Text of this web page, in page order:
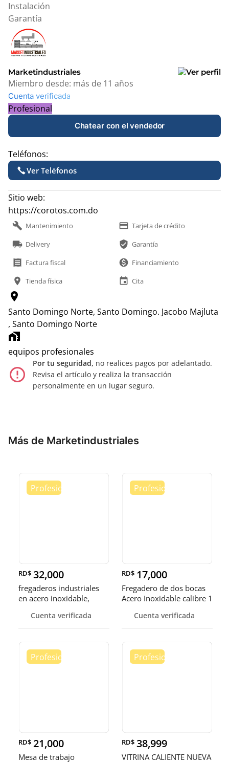
Instalación
Garantía
Marketindustriales
Miembro desde: más de 11 años
Cuenta verificada
Profesional
Chatear con el vendedor
Teléfonos:
Ver Teléfonos
Sitio web:
https://corotos.com.do
build Mantenimiento payment Tarjeta de crédito
local_shipping Delivery verified_user Garantía
receipt Factura fiscal monetization_on Financiamiento
location_on Tienda física event Cita
location_on
Santo Domingo Norte, Santo Domingo. Jacobo Majluta
, Santo Domingo Norte
home_work
equipos profesionales
error_outline
Por tu seguridad, no realices pagos por adelantado.
Revisa el artículo y realiza la transacción
personalmente en un lugar seguro.
Más de Marketindustriales
RD$ 32,000
fregaderos industriales
en acero inoxidable,
Cuenta verificada
RD$ 17,000
Fregadero de dos bocas
Acero Inoxidable calibre 1
Cuenta verificada
RD$ 21,000
Mesa de trabajo
RD$ 38,999
VITRINA CALIENTE NUEVA